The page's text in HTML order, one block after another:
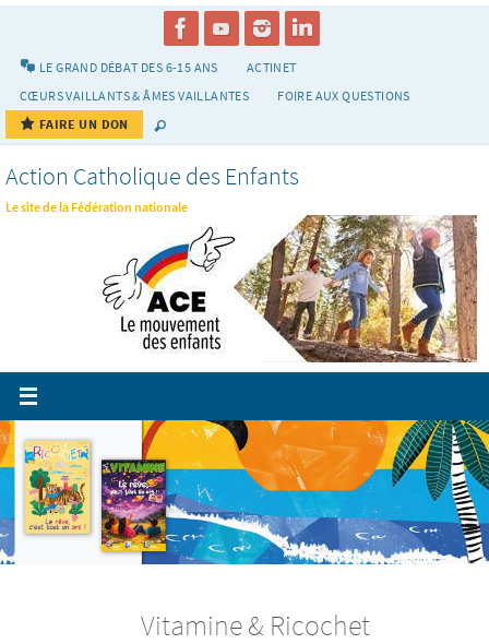
LE GRAND DÉBAT DES 6-15 ANS
ACTINET
CŒURS VAILLANTS & ÂMES VAILLANTES
FOIRE AUX QUESTIONS
FAIRE UN DON
Action Catholique des Enfants
Le site de la Fédération nationale
Vitamine & Ricochet